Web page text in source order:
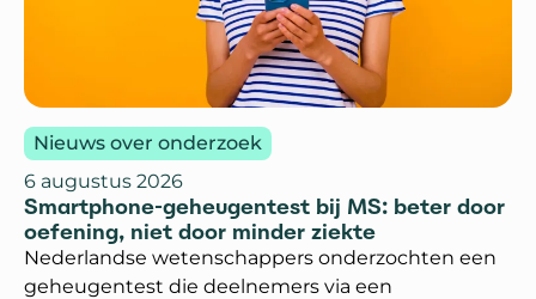
Nieuws over onderzoek
6 augustus 2026
Smartphone-geheugentest bij MS: beter door
oefening, niet door minder ziekte
Nederlandse wetenschappers onderzochten een
geheugentest die deelnemers via een